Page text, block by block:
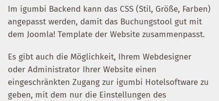
Im igumbi Backend kann das CSS (Stil, Größe, Farben)
angepasst werden, damit das Buchungstool gut mit
dem Joomla! Template der Website zusammenpasst.
Es gibt auch die Möglichkeit, Ihrem Webdesigner
oder Administrator Ihrer Website einen
eingeschränkten Zugang zur igumbi Hotelsoftware zu
geben, mit dem nur die Einstellungen des